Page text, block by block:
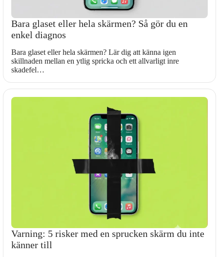
Bara glaset eller hela skärmen? Så gör du en
enkel diagnos
Bara glaset eller hela skärmen? Lär dig att känna igen
skillnaden mellan en ytlig spricka och ett allvarligt inre
skadefel…
Varning: 5 risker med en sprucken skärm du inte
känner till